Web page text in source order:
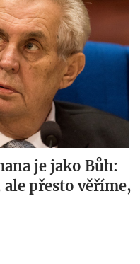
je jako Bůh:
přesto věříme,